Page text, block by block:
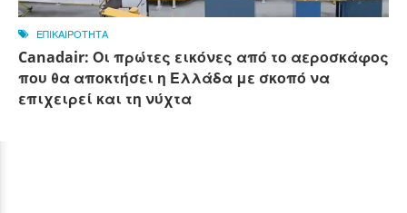
ΕΠΙΚΑΙΡΟΤΗΤΑ
Canadair: Οι πρώτες εικόνες από το αεροσκάφος
που θα αποκτήσει η Ελλάδα με σκοπό να
επιχειρεί και τη νύχτα